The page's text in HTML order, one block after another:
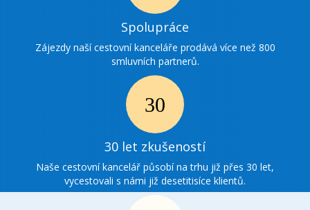
Ikonka
spolupráce
Spolupráce
Zájezdy naší cestovní kanceláře prodává více než 800
smluvních partnerů.
30 Ikonka
zkušenosti
30 let zkušeností
Naše cestovní kancelář působí na trhu již přes 30 let,
vycestovali s námi již desetitisíce klientů.